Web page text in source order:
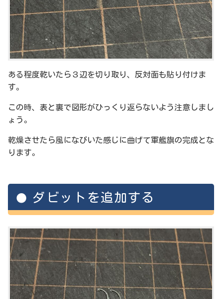
ある程度乾いたら３辺を切り取り、反対面も貼り付けま
す。
この時、表と裏で図形がひっくり返らないよう注意しまし
ょう。
乾燥させたら風になびいた感じに曲げて軍艦旗の完成とな
ります。
ダビットを追加する